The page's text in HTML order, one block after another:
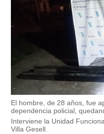
El hombre, de 28 años, fue
dependencia policial,
Interviene la Unidad
Villa Gesell.